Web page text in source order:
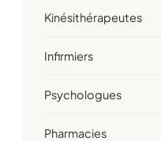
Kinésithérapeutes
Infirmiers
Psychologues
Pharmacies